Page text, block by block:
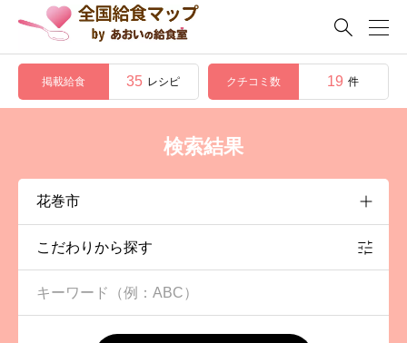

掲載給食 35 レシピ クチコミ数 19 件
検索結果
こだわりから探す